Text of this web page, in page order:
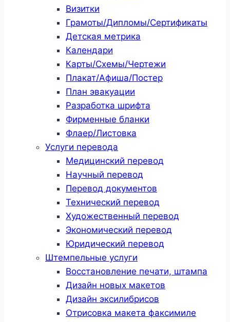
Визитки
Грамоты/Дипломы/Сертификаты
Детская метрика
Календари
Карты/Схемы/Чертежи
Плакат/Афиша/Постер
План эвакуации
Разработка шрифта
Фирменные бланки
Флаер/Листовка
Услуги перевода
Медицинский перевод
Научный перевод
Перевод документов
Технический перевод
Художественный перевод
Экономический перевод
Юридический перевод
Штемпельные услуги
Восстановление печати, штампа
Дизайн новых макетов
Дизайн эксилибрисов
Отрисовка макета факсимиле